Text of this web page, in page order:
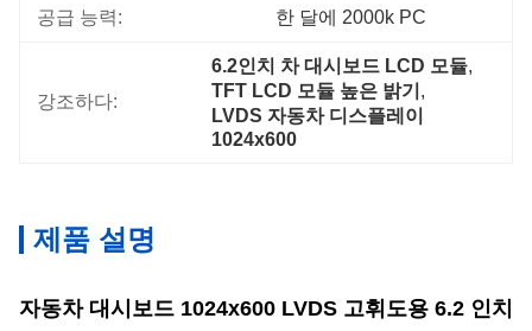
공급 능력: 한 달에 2000k PC
강조하다:
6.2인치 차 대시보드 LCD 모듈,
TFT LCD 모듈 높은 밝기 ,
LVDS 자동차 디스플레이
1024x600
제품 설명
자동차 대시보드 1024x600 LVDS 고휘도용 6.2 인치